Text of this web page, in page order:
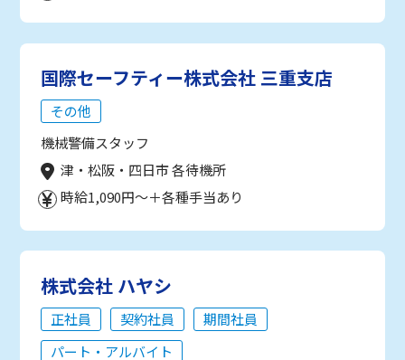
国際セーフティー株式会社 三重支店
その他
機械警備スタッフ
津・松阪・四日市 各待機所
時給1,090円～＋各種手当あり
株式会社 ハヤシ
正社員 契約社員
期間社員
パート・アルバイト